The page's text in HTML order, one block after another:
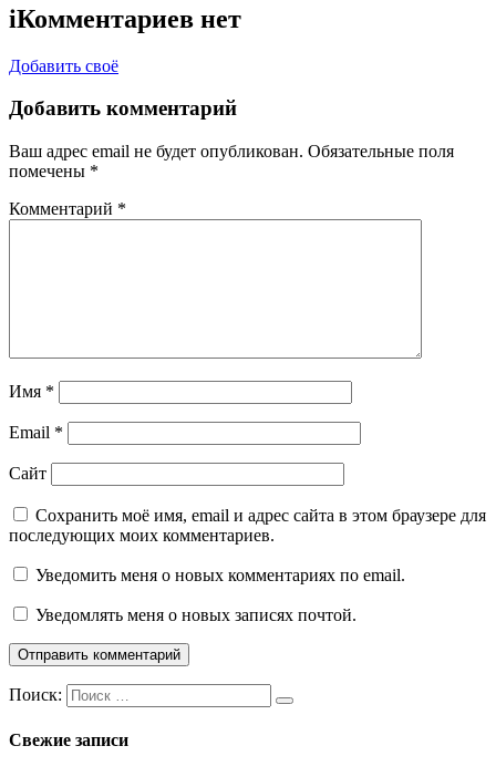
iКомментариев нет
Добавить своё
Добавить комментарий
Ваш адрес email не будет опубликован. Обязательные поля
помечены *
Комментарий *
Имя *
Email *
Сайт
Сохранить моё имя, email и адрес сайта в этом браузере для
последующих моих комментариев.
Уведомить меня о новых комментариях по email.
Уведомлять меня о новых записях почтой.
Поиск:
Свежие записи